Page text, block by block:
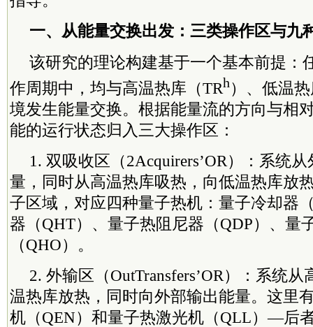
一、从能量交换出发：三类操作区与九
该研究的理论构建基于一个基本前提：
作周期中，均与高温热库（TRh）、低温
境发生能量交换。根据能量流的方向与相
能的运行状态归入三大操作区：
1. 双吸收区（2Acquirers’OR）：系统
量，同时从高温热库吸热，向低温热库放
子区域，对应四种量子热机：量子冷却器
器（QHT）、量子热阻尼器（QDP）、量
（QHO）。
2. 外输区（OutTransfers’OR）：系统
温热库放热，同时向外部输出能量。这里
机（QEN）和量子热激光机（QLL）—后